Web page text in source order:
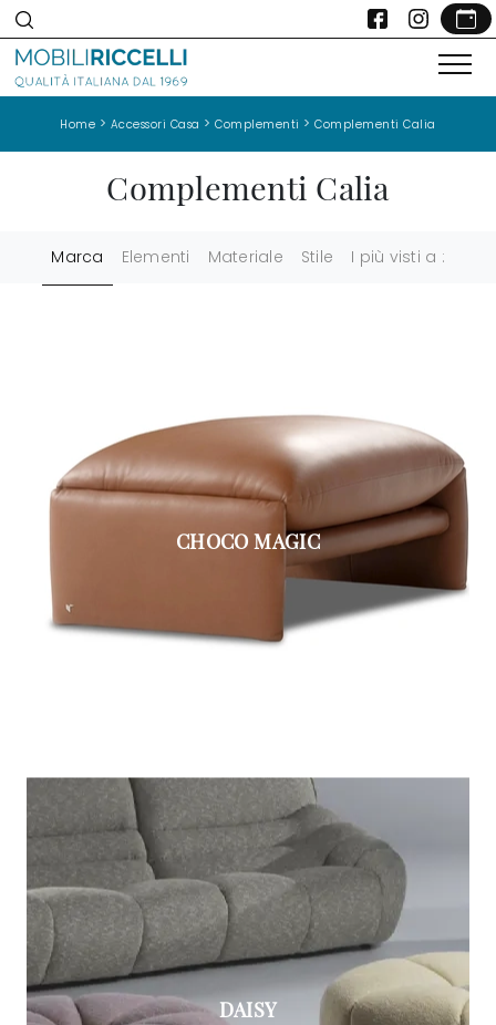
Home > Accessori Casa >Complementi >Complementi Calia
Complementi Calia
Marca Elementi Materiale Stile I più visti a :
CHOCO MAGIC
DAISY